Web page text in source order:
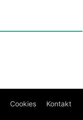
Cookies Kontakt